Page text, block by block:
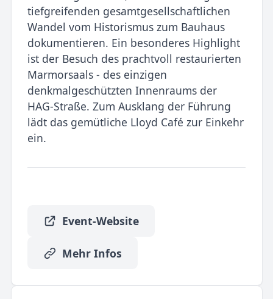
tiefgreifenden gesamtgesellschaftlichen
Wandel vom Historismus zum Bauhaus
dokumentieren. Ein besonderes Highlight
ist der Besuch des prachtvoll restaurierten
Marmorsaals - des einzigen
denkmalgeschützten Innenraums der
HAG-Straße. Zum Ausklang der Führung
lädt das gemütliche Lloyd Café zur Einkehr
ein.
Event-Website
Mehr Infos